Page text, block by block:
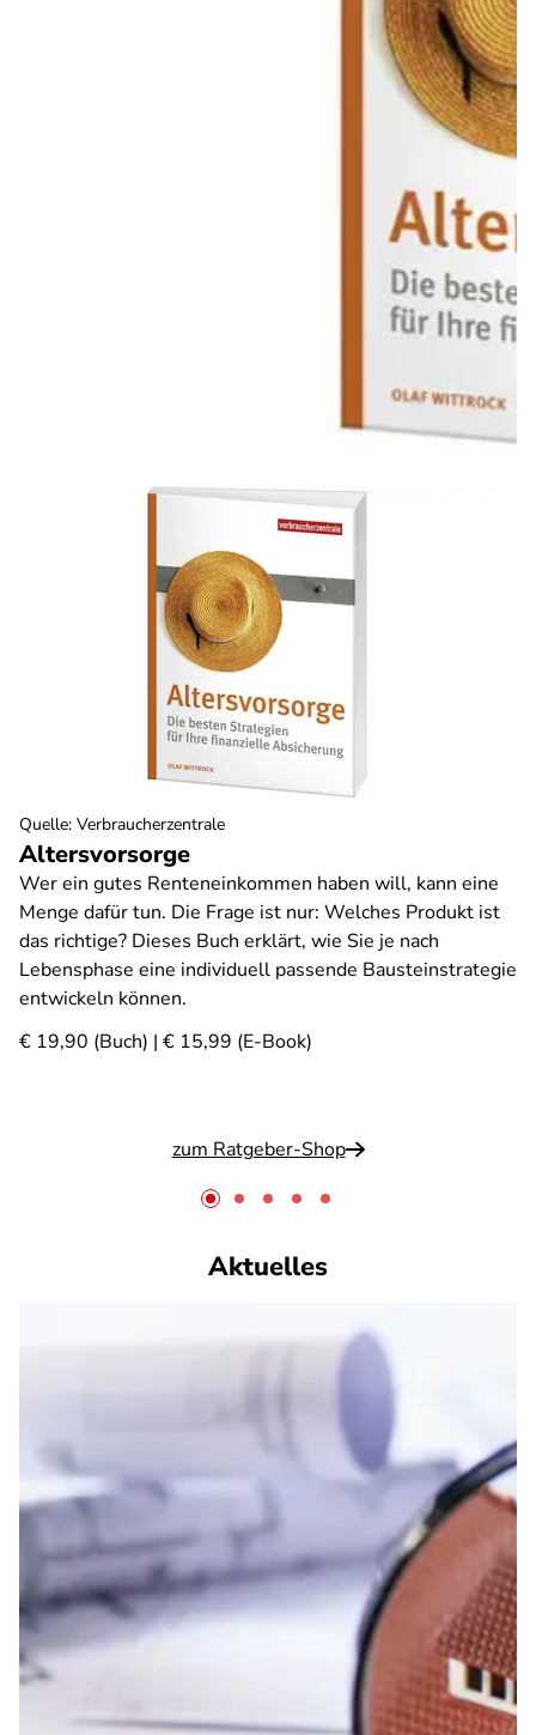
Altersvorsorge
Wer ein gutes Renteneinkommen haben will, kann eine
Menge dafür tun. Die Frage ist nur: Welches Produkt ist
das richtige? Dieses Buch erklärt, wie Sie je nach
Lebensphase eine individuell passende Bausteinstrategie
entwickeln können.
€ 19,90 (Buch) | € 15,99 (E-Book)
zum Ratgeber-Shop
Quelle: Verbraucherzentrale
Aktuelles